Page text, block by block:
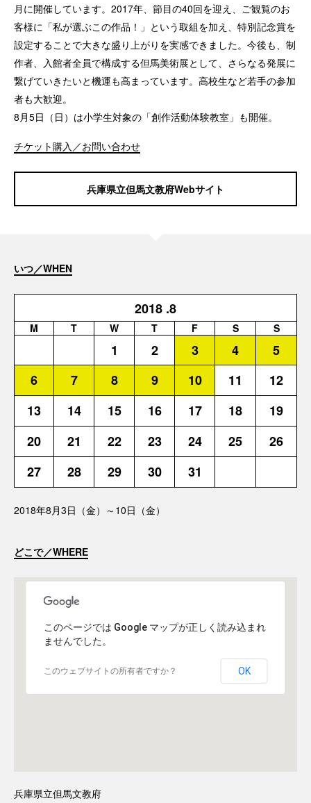
月に開催しています。2017年、節目の40回を迎え、ご観覧のお
客様に「私が選ぶこの作品！」という取組を加え、特別記念賞を
設定することで大きな盛り上がりを実感できました。今後も、制
作者、入館者全員で構成する但馬美術展として、さらなる発展に
繋げていきたいと機運も高まっています。高校生など若手の参加
者も大歓迎。
8月5日（日）は小学生対象の「創作活動体験教室」も開催。
チケット購入／お問い合わせ
兵庫県立但馬文教府Webサイト
いつ／WHEN
2018 .8
M T W T F S S
1 2 3 4
5
6
7 8 9 10 11
12
13
14 15 16 17 18
19
20
21 22 23 24 25
26
27
28 29 30 31
2018年8月3日（金）～10日（金）
どこで／WHERE
このページでは Google マップが正しく読み込まれ
ませんでした。
このウェブサイトの所有者ですか？ OK
兵庫県立但馬文教府